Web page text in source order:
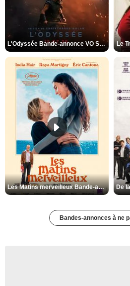
L'Odyssée Bande-annonce VO STFR Le
Les Matins merveilleux Bande-annonce VF
Bandes-annonces à ne